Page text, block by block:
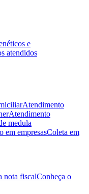
e
atendidos
Atendimento
Atendimento
medula
em empresasColeta em
nota fiscalConheça o